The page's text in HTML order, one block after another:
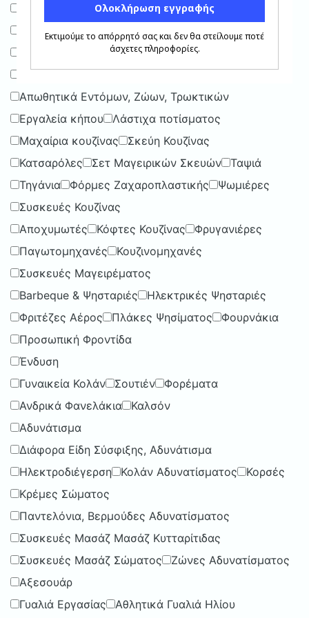
Καλάθια Αποθήκευσης
Κολλητικές Ταινίες
Πιστόλια Βαφής Αέρος
Φαγητοδοχεία
Ραπτομηχανές
Απωθητικά Εντόμων, Ζώων, Τρωκτικών
Εργαλεία κήπου
Λάστιχα ποτίσματος
Μαχαίρια κουζίνας
Σκεύη Κουζίνας
Κατσαρόλες
Σετ Μαγειρικών Σκευών
Ταψιά
Τηγάνια
Φόρμες Ζαχαροπλαστικής
Ψωμιέρες
Συσκευές Κουζίνας
Αποχυμωτές
Κόφτες Κουζίνας
Φρυγανιέρες
Παγωτομηχανές
Κουζινομηχανές
Συσκευές Μαγειρέματος
Barbeque & Ψησταριές
Ηλεκτρικές Ψησταριές
Φριτέζες Αέρος
Πλάκες Ψησίματος
Φουρνάκια
Προσωπική Φροντίδα
Ένδυση
Γυναικεία Κολάν
Σουτιέν
Φορέματα
Ανδρικά Φανελάκια
Καλσόν
Αδυνάτισμα
Διάφορα Είδη Σύσφιξης, Αδυνάτισμα
Ηλεκτροδιέγερση
Κολάν Αδυνατίσματος
Κορσές
Κρέμες Σώματος
Παντελόνια, Βερμούδες Αδυνατίσματος
Συσκευές Μασάζ Μασάζ Κυτταρίτιδας
Συσκευές Μασάζ Σώματος
Ζώνες Αδυνατίσματος
Αξεσουάρ
Γυαλιά Εργασίας
Αθλητικά Γυαλιά Ηλίου